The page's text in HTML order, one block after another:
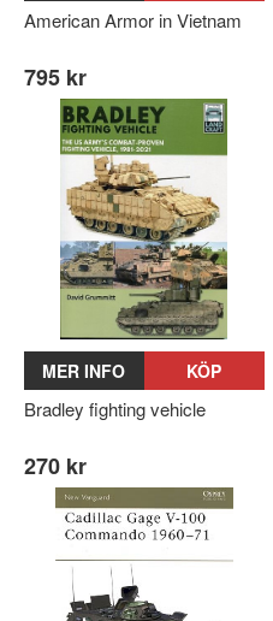
American Armor in Vietnam
795 kr
MER INFO KÖP
Bradley fighting vehicle
270 kr